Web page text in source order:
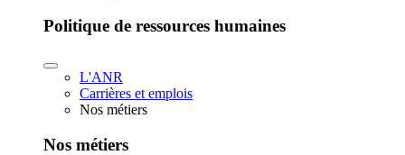
Politique de ressources humaines
L'ANR
Carrières et emplois
Nos métiers
Nos métiers